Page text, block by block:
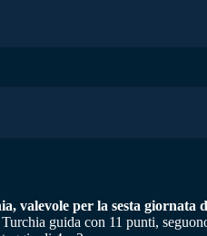
valevole per la sesta giornata
guida con 11 punti,